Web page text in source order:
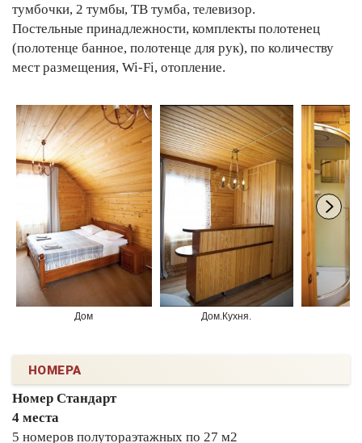
тумбочки, 2 тумбы, ТВ тумба, телевизор.
Постельные принадлежности, комплекты полотенец
(полотенце банное, полотенце для рук), по количеству
мест размещения, Wi-Fi, отопление.
Дом Дом.Кухня.
НОМЕРА
Номер Стандарт
4 места
5 номеров полутораэтажных по 27 м2